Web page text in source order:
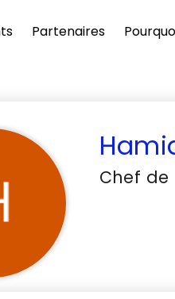
Partenaires
Chef